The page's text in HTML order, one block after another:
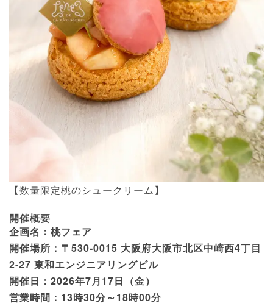
【数量限定桃のシュークリーム】
開催概要
企画名：桃フェア
開催場所：〒530-0015 大阪府大阪市北区中崎西4丁目
2-27 東和エンジニアリングビル
開催日：2026年7月17日（金）
営業時間：13時30分～18時00分